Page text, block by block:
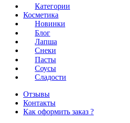
Категории
Косметика
Новинки
Блог
Лапша
Снеки
Пасты
Соусы
Сладости
Отзывы
Контакты
Как оформить заказ ?